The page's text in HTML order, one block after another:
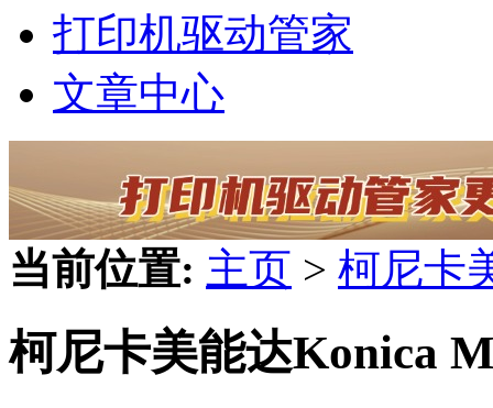
打印机驱动管家
文章中心
当前位置: 主页 > 柯尼卡
柯尼卡美能达Konica